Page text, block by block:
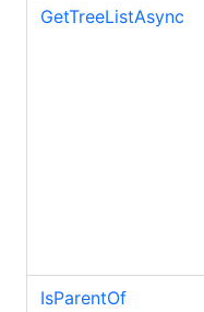
GetTreeListAsync
IsParentOf